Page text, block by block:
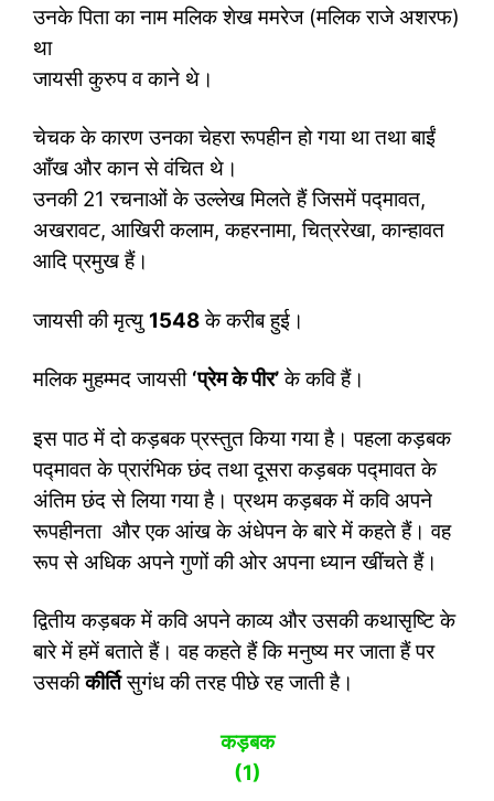
उनके पिता का नाम मलिक शेख ममरेज (मलिक राजे अशरफ)
था
जायसी कुरुप व काने थे।
चेचक के कारण उनका चेहरा रूपहीन हो गया था तथा बाईं
आँख और कान से वंचित थे।
उनकी 21 रचनाओं के उल्लेख मिलते हैं जिसमें पद्मावत,
अखरावट, आखिरी कलाम, कहरनामा, चित्ररेखा, कान्हावत
आदि प्रमुख हैं।
जायसी की मृत्यु 1548के करीब हुई।
मलिक मुहम्‍मद जायसी ‘प्रेम के पीर’के कवि हैं।
इस पाठ में दो कड़बक प्रस्तुत किया गया है। पहला कड़बक
पद्मावत के प्रारंभिक छंद तथा दूसरा कड़बक पद्मावत के
अंतिम छंद से लिया गया है। प्रथम कड़बक में कवि अपने
रूपहीनता और एक आंख के अंधेपन के बारे में कहते हैं। वह
रूप से अधिक अपने गुणों की ओर अपना ध्‍यान खींचते हैं।
द्वितीय कड़बक में कवि अपने काव्‍य और उसकी कथासृष्टि के
बारे में हमें बताते हैं। वह कहते हैं कि मनुष्‍य मर जाता हैं पर
उसकीकीर्तिसुगंध की तरह पीछे रह जाती है।
कड़बक
(1)